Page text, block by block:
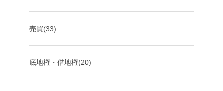
売買(33)
底地権・借地権(20)